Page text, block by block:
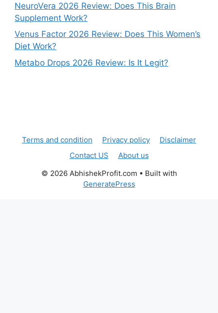
NeuroVera 2026 Review: Does This Brain
Supplement Work?
Venus Factor 2026 Review: Does This Women’s
Diet Work?
Metabo Drops 2026 Review: Is It Legit?
Terms and condition Privacy policy
Disclaimer
Contact US
About us
© 2026 AbhishekProfit.com • Built with
GeneratePress